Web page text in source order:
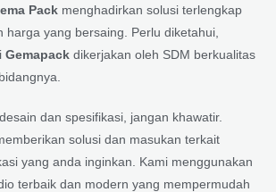
Pack menghadirkan solusi terlengkap
harga yang bersaing. Perlu diketahui,
Gemapack dikerjakan oleh SDM berkualitas
dan spesifikasi, jangan khawatir.
solusi dan masukan terkait
yang anda inginkan. Kami menggunakan
terbaik dan modern yang mempermudah